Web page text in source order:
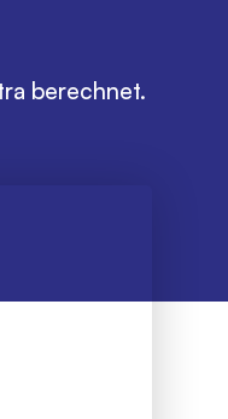
berechnet.